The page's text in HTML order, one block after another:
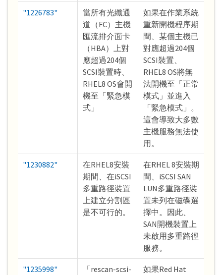
"1226783"
當所有光纖通
道（FC）主機
匯流排介面卡
（HBA）上對
應超過204個
SCSI裝置時、
RHEL8 OS會開
機至「緊急模
式」
如果在作業系統
重新開機程序期
間、某個主機已
對應超過204個
SCSI裝置、
RHEL8 OS將無
法開機至「正常
模式」並進入
「緊急模式」。
這會導致大多數
主機服務無法使
用。
"1230882"
在RHEL8安裝
期間、在iSCSI
多重路徑裝置
上建立分割區
是不可行的。
在RHEL 8安裝期
間、iSCSI SAN
LUN多重路徑裝
置未列在磁碟選
擇中。因此、
SAN開機裝置上
未啟用多重路徑
服務。
"1235998"
「rescan-scsi-
如果Red Hat